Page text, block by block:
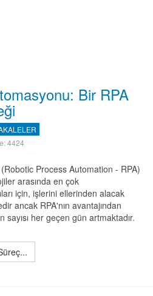
Bir RPA
4424
Process Automation - RPA)
arasında en çok
için, işlerini ellerinden alacak
ancak RPA'nın avantajından
her geçen gün artmaktadır.